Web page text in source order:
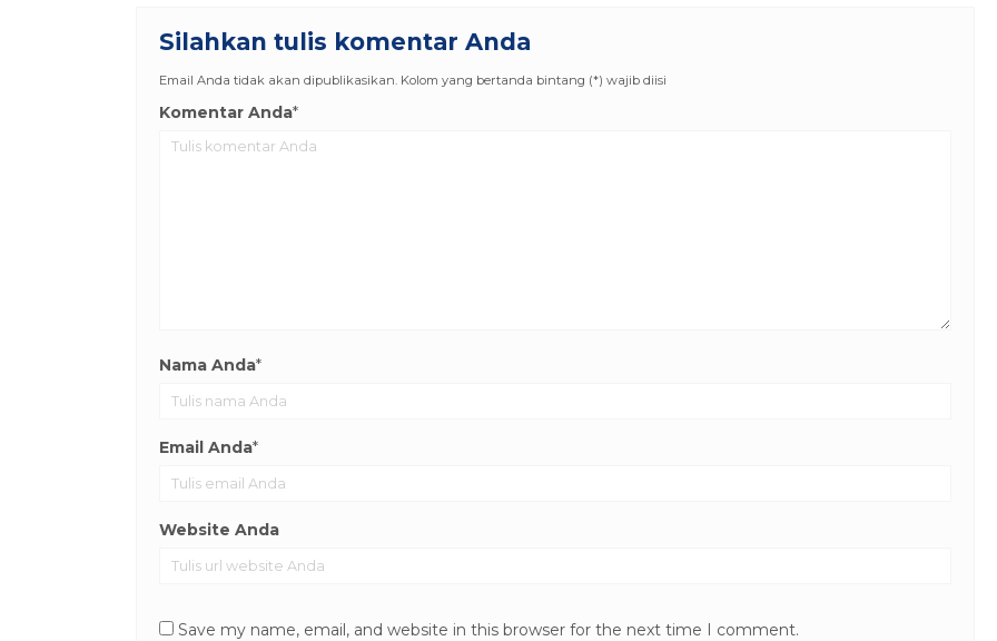
Silahkan tulis komentar Anda
Email Anda tidak akan dipublikasikan. Kolom yang bertanda bintang (*) wajib diisi
Komentar Anda*
Nama Anda*
Email Anda*
Website Anda
Save my name, email, and website in this browser for the next time I comment.